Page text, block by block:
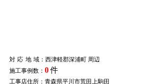
対応地域：西津軽郡深浦町 周辺
施工事例数： 0件
工事店住所：青森県平川市荒田上駒田